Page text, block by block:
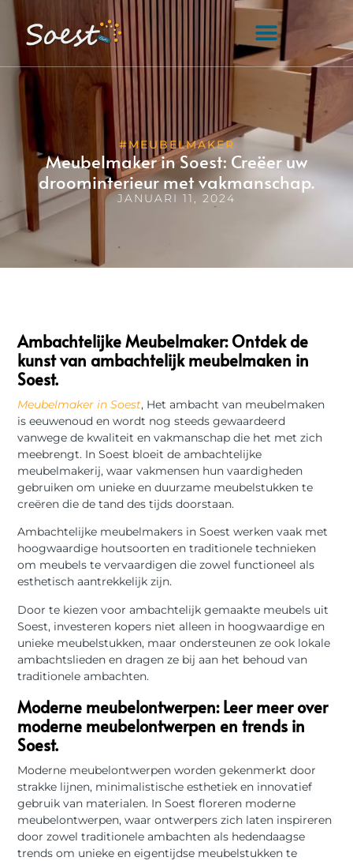
#MEUBELMAKER
Meubelmaker in Soest: Creëer uw
droominterieur met vakmanschap.
JANUARI 11, 2024
Ambachtelijke Meubelmaker: Ontdek de
kunst van ambachtelijk meubelmaken in
Soest.
Meubelmaker in Soest, Het ambacht van meubelmaken
is eeuwenoud en wordt nog steeds gewaardeerd
vanwege de kwaliteit en vakmanschap die het met zich
meebrengt. In Soest bloeit de ambachtelijke
meubelmakerij, waar vakmensen hun vaardigheden
gebruiken om unieke en duurzame meubelstukken te
creëren die de tand des tijds doorstaan.
Ambachtelijke meubelmakers in Soest werken vaak met
hoogwaardige houtsoorten en traditionele technieken
om meubels te vervaardigen die zowel functioneel als
esthetisch aantrekkelijk zijn.
Door te kiezen voor ambachtelijk gemaakte meubels uit
Soest, investeren kopers niet alleen in hoogwaardige en
unieke meubelstukken, maar ondersteunen ze ook lokale
ambachtslieden en dragen ze bij aan het behoud van
traditionele ambachten.
Moderne meubelontwerpen: Leer meer over
moderne meubelontwerpen en trends in
Soest.
Moderne meubelontwerpen worden gekenmerkt door
strakke lijnen, minimalistische esthetiek en innovatief
gebruik van materialen. In Soest floreren moderne
meubelontwerpen, waar ontwerpers zich laten inspireren
door zowel traditionele ambachten als hedendaagse
trends om unieke en eigentijdse meubelstukken te